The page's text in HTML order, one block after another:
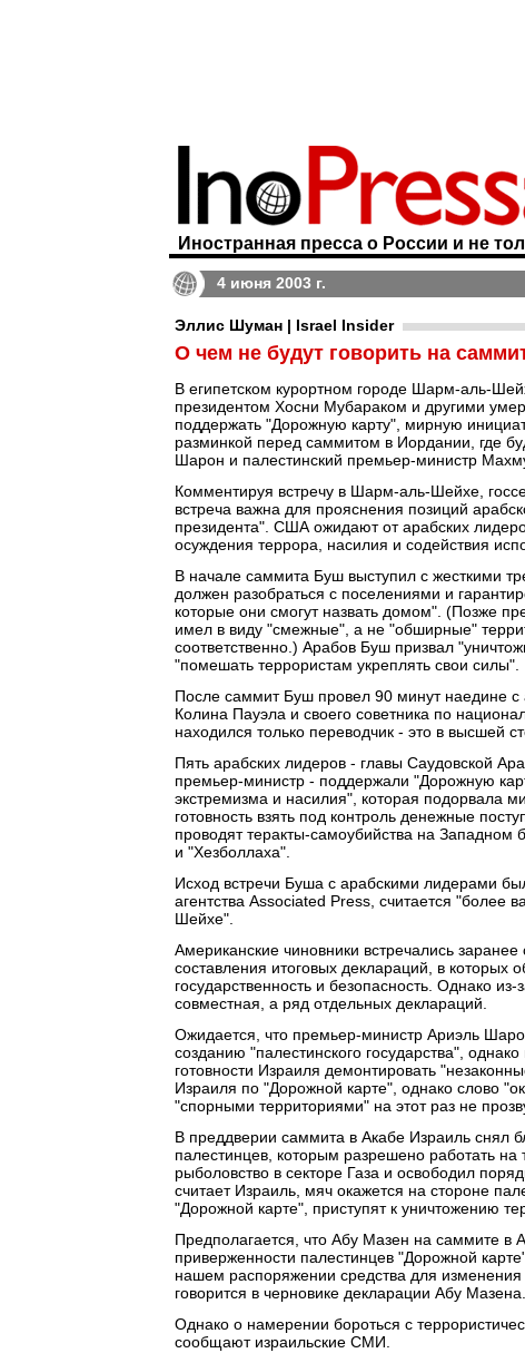
Иностранная пресса о России и не
4 июня 2003 г.
Эллис Шуман | Israel Insider
О чем не будут говорить на
В египетском курортном городе Шарм-аль-
президентом Хосни Мубараком и другими
поддержать "Дорожную карту", мирную
разминкой перед саммитом в Иордании, где
Шарон и палестинский премьер-министр
Комментируя встречу в Шарм-аль-Шейхе,
встреча важна для прояснения позиций
президента". США ожидают от арабских
осуждения террора, насилия и содействия
В начале саммита Буш выступил с жесткими
должен разобраться с поселениями и
которые они смогут назвать домом". (Позже
имел в виду "смежные", а не "обширные"
соответственно.) Арабов Буш призвал
"помешать террористам укреплять свои силы".
После саммит Буш провел 90 минут наедине
Колина Пауэла и своего советника по
находился только переводчик - это в высшей
Пять арабских лидеров - главы Саудовской
премьер-министр - поддержали "Дорожную
экстремизма и насилия", которая подорвала
готовность взять под контроль денежные
проводят теракты-самоубийства на Западном
и "Хезболлаха".
Исход встречи Буша с арабскими лидерами
агентства Associated Press, считается
Шейхе".
Американские чиновники встречались
составления итоговых деклараций, в которых
государственность и безопасность. Однако
совместная, а ряд отдельных деклараций.
Ожидается, что премьер-министр Ариэль
созданию "палестинского государства",
готовности Израиля демонтировать
Израиля по "Дорожной карте", однако слово
"спорными территориями" на этот раз не
В преддверии саммита в Акабе Израиль снял
палестинцев, которым разрешено работать
рыболовство в секторе Газа и освободил
считает Израиль, мяч окажется на стороне
"Дорожной карте", приступят к уничтожению
Предполагается, что Абу Мазен на саммите
приверженности палестинцев "Дорожной
нашем распоряжении средства для
говорится в черновике декларации Абу Мазена.
Однако о намерении бороться с
сообщают израильские СМИ.